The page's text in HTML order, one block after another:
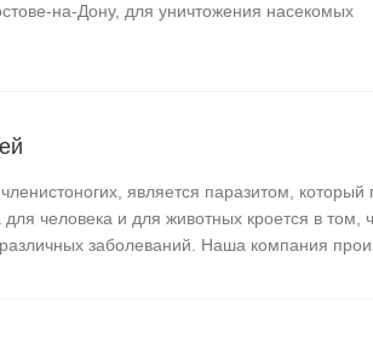
на-Дону, для уничтожения насекомых
является паразитом, который
для человека и для животных кроется в том,
заболеваний. Наша компания